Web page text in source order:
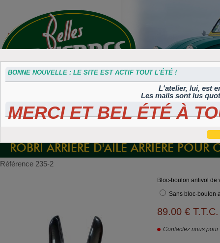
Accessoires
divers
Plaques 3D
Maillefaud et
Plaques
immatriculation
Plaques
autocollantes et
Plaques
peintes
BONNE NOUVELLE : LE SITE EST ACTIF TOUT L'ÉTÉ !
L'atelier, lui, est
Les mails sont lus
MERCI ET BEL ÉTÉ À
ROBRI ARRIÈRE D'AILE ARRIÈRE POUR
Référence 235-2
Bloc-boulon antivol de
Sans bloc-boulon
89.00 € T.T.C.
Contactez nous